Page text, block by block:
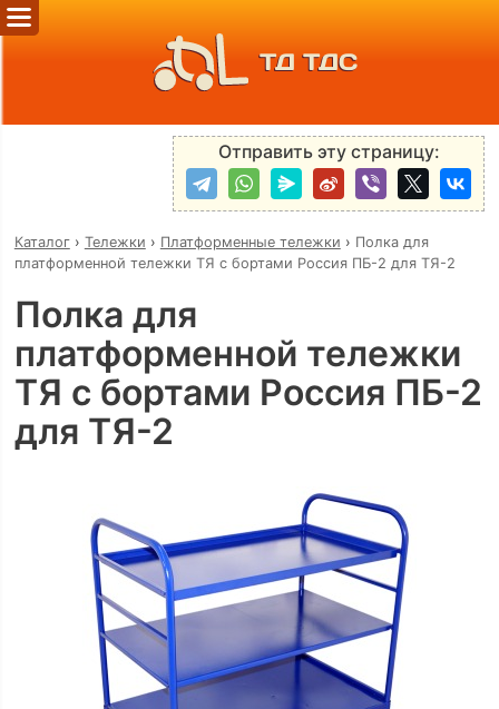
ТД ТДС
Отправить эту страницу:
Каталог› Тележки › Платформенные тележки › Полка для
платформенной тележки ТЯ с бортами Россия ПБ-2 для ТЯ-2
Полка для
платформенной тележки
ТЯ с бортами Россия ПБ-2
для ТЯ-2